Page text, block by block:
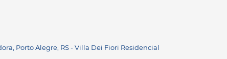
Porto Alegre, RS - Villa Dei Fiori Residencial